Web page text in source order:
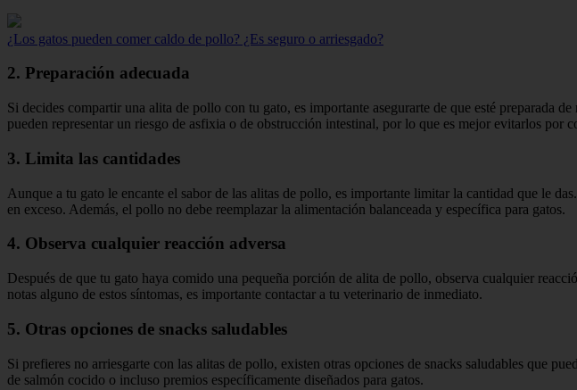
¿Los gatos pueden comer caldo de pollo? ¿Es seguro o arriesgado?
2. Preparación adecuada
Si decides compartir una alita de pollo con tu gato, es importante asegurarte de que esté preparada
pueden representar un riesgo de asfixia o de obstrucción intestinal, por lo que es mejor evitarlos por
3. Limita las cantidades
Aunque a tu gato le encante el sabor de las alitas de pollo, es importante limitar la cantidad que le
en exceso. Además, el pollo no debe reemplazar la alimentación balanceada y específica para gatos.
4. Observa cualquier reacción adversa
Después de que tu gato haya comido una pequeña porción de alita de pollo, observa cualquier
notas alguno de estos síntomas, es importante contactar a tu veterinario de inmediato.
5. Otras opciones de snacks saludables
Si prefieres no arriesgarte con las alitas de pollo, existen otras opciones de snacks saludables que
de salmón cocido o incluso premios específicamente diseñados para gatos.